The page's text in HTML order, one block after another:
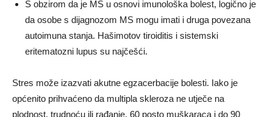
S obzirom da je MS u osnovi imunološka bolest, logično je
da osobe s dijagnozom MS mogu imati i druga povezana
autoimuna stanja. Hašimotov tiroiditis i sistemski
eritematozni lupus su najčešći.
Stres može izazvati akutne egzacerbacije bolesti. Iako je
općenito prihvaćeno da multipla skleroza ne utječe na
plodnost, trudnoću ili rađanje, 60 posto muškaraca i do 90